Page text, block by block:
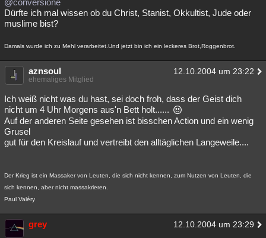
@conversione
Dürfte ich mal wissen ob du Christ, Stanist, Okkultist, Jude oder
muslime bist?
Damals wurde ich zu Mehl verarbeitet.Und jetzt bin ich ein leckeres Brot,Roggenbrot.
aznsoul 12.10.2004 um 23:22
ehemaliges Mitglied
Ich weiß nicht was du hast, sei doch froh, dass der Geist dich
nicht um 4 Uhr Morgens aus'n Bett holt......
Auf der anderen Seite gesehen ist bisschen Action und ein wenig
Grusel
gut für den Kreislauf und vertreibt den alltäglichen Langeweile....
Der Krieg ist ein Massaker von Leuten, die sich nicht kennen, zum Nutzen von Leuten, die
sich kennen, aber nicht massakrieren.
Paul Valéry
grey 12.10.2004 um 23:29